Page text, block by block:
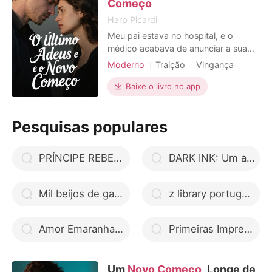
Começo
Harp Picardi
Meu pai estava no hospital, e o
médico acabava de anunciar a sua
morte. A minha barriga de três meses
Liguei para o meu marido, Miguel, o
melhor cardiologista da cidade, mas
desesperadas. Desesperada, fui
encontrá-lo no corredor e vi
Moderno Traição
Vingança
Gravidez
Divórcio
Heroína incrível
Baixe o livro no app
Pesquisas populares
PRÍNCIPE REBELDE DARK INK: Um amor tatuado na pele
Mil beijos de garoto livro completo z library portugues
Amor Emaranhado do Destino google drive Primeiras Impressões